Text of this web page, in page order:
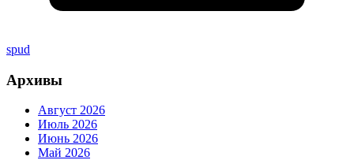
spud
Архивы
Август 2026
Июль 2026
Июнь 2026
Май 2026